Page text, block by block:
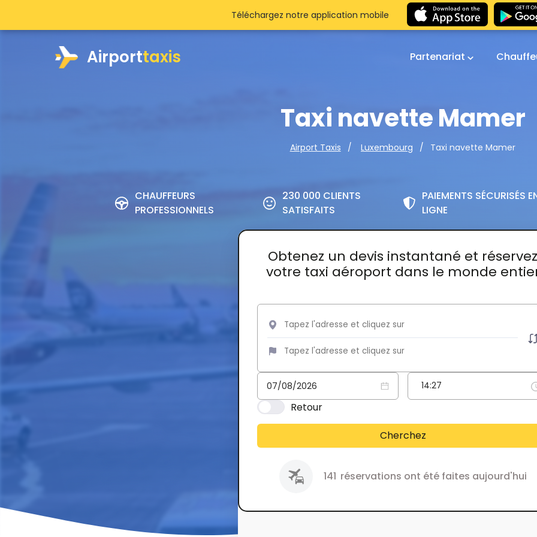
Airporttaxis Partenariat
Taxi navette Mamer
Airport Taxis Luxembourg Taxi navette Mamer
CHAUFFEURS
PROFESSIONNELS
230 000 CLIENTS
SATISFAITS
PAIEMENTS SÉCURISÉS
LIGNE
Obtenez un devis instantané et réservez
votre taxi aéroport dans le monde
Retour
Cherchez
141 réservations ont été faites aujourd'hui
Téléchargez notre application mobile